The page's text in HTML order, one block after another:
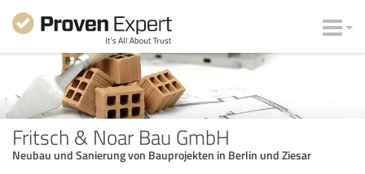
Fritsch & Noar Bau GmbH
Neubau und Sanierung von Bauprojekten in Berlin und Ziesar